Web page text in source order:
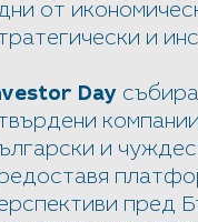
от
и
Day
и
пред